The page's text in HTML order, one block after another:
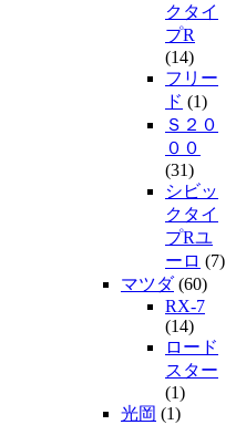
クタイ
プR
(14)
フリー
ド (1)
Ｓ２０
００
(31)
シビッ
クタイ
プRユ
ーロ (7)
マツダ(60)
RX-7
(14)
ロード
スター
(1)
光岡 (1)